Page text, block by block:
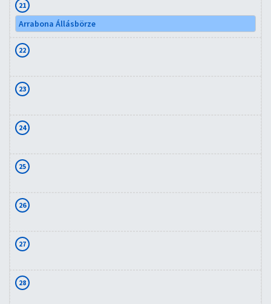
21
Arrabona Állásbörze
22
23
24
25
26
27
28